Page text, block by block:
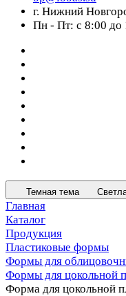
г. Нижний
Пн - Пт: с 8:00 до
Темная тема
Главная
Каталог
Продукция
Пластиковые формы
Формы для
Формы для цокольной
Форма для цокольной